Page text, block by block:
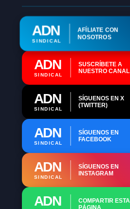
ADN
SINDICAL
AFÍLIATE CON
NOSOTROS
ADN
SINDICAL
SUSCRÍBETE A
NUESTRO CANAL
ADN
SINDICAL
SÍGUENOS EN X
(TWITTER)
ADN
SINDICAL
SÍGUENOS EN
FACEBOOK
ADN
SINDICAL
SÍGUENOS EN
INSTAGRAM
ADN
COMPARTIR ESTA
PÁGINA